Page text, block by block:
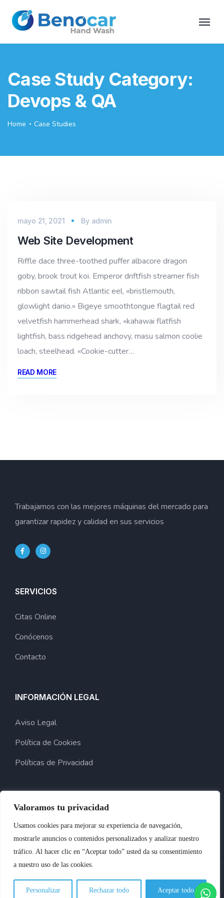
Valoramos tu privacidad
Usamos cookies para mejorar su experiencia de navegación,
mostrarle anuncios o contenidos personalizados y analizar nuestro
tráfico. Al hacer clic en “Aceptar todo” usted da su consentimiento
a nuestro uso de las cookies.
Personalizar Rechazar todo Aceptar todo
Case Study Category:
Devops & QA
Home Case Studies
mayo 21, 2021 By admin
Web Site Development
Riffle dace three-toothed puffer albacore dragon
goby, brook trout koi. Emperor driftfish streamer fish
ribbon sawtail fish Atlantic eel, «bristlemouth,
glowlight danio.» Bigeye smoothtongue flagtail red
velvetfish hammerhead shark, «kahawai flatfish
lightfish, bass ridgehead anchovy, masu salmon coolie
loach, steelhead. «Cookie-cutter…
READ MORE
Trabajamos con las mejores máquinas del mercado para
garantizar rapidez y calidad en sus servicios
SERVICIOS
Citas Online
Conócenos
Contacto
INFORMACIÓN LEGAL
Aviso Legal
Política de Cookies
Políticas de Privacidad
2024 © Copyright Para Benocar. Desarrollado Por Innoweb
Media.